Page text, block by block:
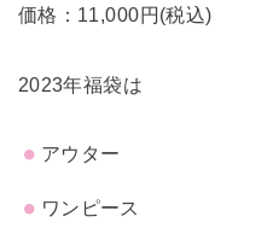
価格：11,000円(税込)
2023年福袋は
アウター
ワンピース